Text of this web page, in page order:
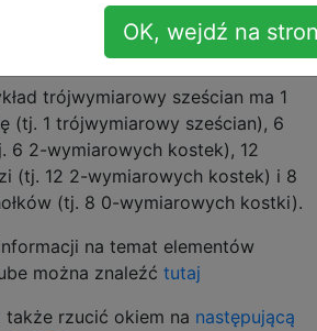
powierzchnia itp.) Hipersześcianu
trójwymiarowy sześcian ma 1
(tj. 1 trójwymiarowy sześcian), 6
6 2-wymiarowych kostek), 12
(tj. 12 2-wymiarowych kostek) i 8
(tj. 8 0-wymiarowych kostki).
na temat elementów
można znaleźć tutaj
także rzucić okiem na następującą
OK, wejdź na